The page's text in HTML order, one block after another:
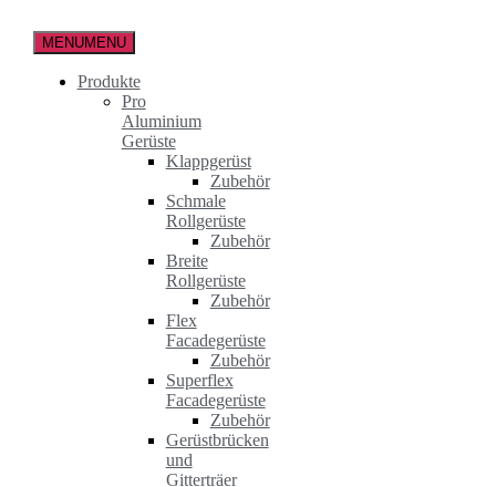
Inhalt
springen
MENUMENU
Produkte
Pro
Aluminium
Gerüste
Klappgerüst
Zubehör
Schmale
Rollgerüste
Zubehör
Breite
Rollgerüste
Zubehör
Flex
Facadegerüste
Zubehör
Superflex
Facadegerüste
Zubehör
Gerüstbrücken
und
Gitterträer